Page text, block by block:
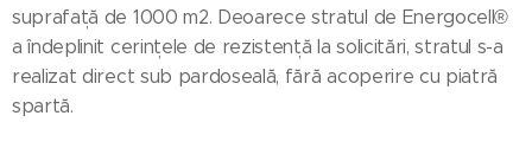
suprafață de 1000 m2. Deoarece stratul de Energocell®
a îndeplinit cerințele de rezistență la solicitări, stratul s-a
realizat direct sub pardoseală, fără acoperire cu piatră
spartă.